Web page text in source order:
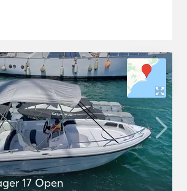
17 Open